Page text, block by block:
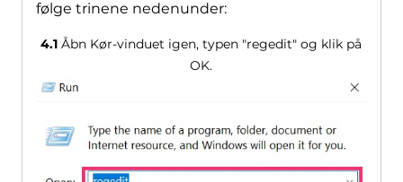
følge trinene nedenunder:
4.1 Åbn Kør-vinduet igen, typen "regedit" og klik på
OK.